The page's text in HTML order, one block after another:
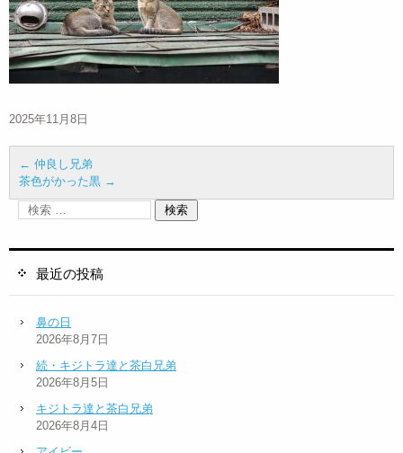
2025年11月8日
← 仲良し兄弟
茶色がかった黒 →
最近の投稿
鼻の日
2026年8月7日
続・キジトラ達と茶白兄弟
2026年8月5日
キジトラ達と茶白兄弟
2026年8月4日